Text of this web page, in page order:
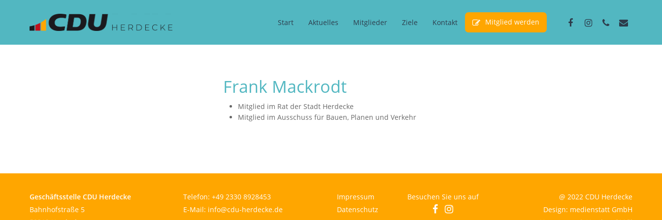
content
Start Aktuelles Mitglieder Ziele Kontakt Mitglied werden facebookinstagram
phone email
Frank Mackrodt
Mitglied im Rat der Stadt Herdecke
Mitglied im Ausschuss für Bauen, Planen und Verkehr
Geschäftsstelle CDU Herdecke
Bahnhofstraße 5
Telefon:+49 2330 8928453
E-Mail: info@cdu-herdecke.de
Impressum
Datenschutz
Besuchen Sie uns auf
facebookinstagram
@ 2022 CDU Herdecke
Design: medienstatt GmbH